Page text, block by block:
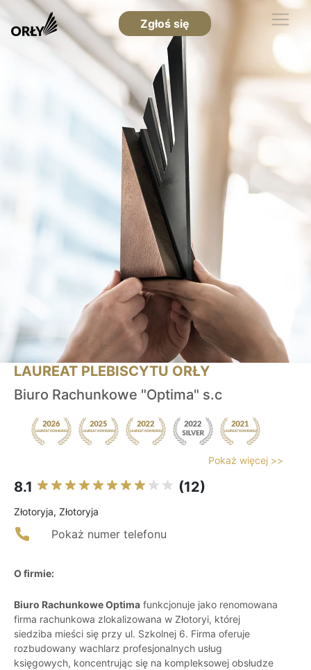
Zgłoś się
LAUREAT PLEBISCYTU ORŁY
Biuro Rachunkowe "Optima" s.c
Pokaż więcej >>
8.1 (12)
Złotoryja, Złotoryja
Pokaż numer telefonu
O firmie:
Biuro Rachunkowe Optima funkcjonuje jako renomowana
firma rachunkowa zlokalizowana w Złotoryi, której
siedziba mieści się przy ul. Szkolnej 6. Firma oferuje
rozbudowany wachlarz profesjonalnych usług
księgowych, koncentrując się na kompleksowej obsłudze